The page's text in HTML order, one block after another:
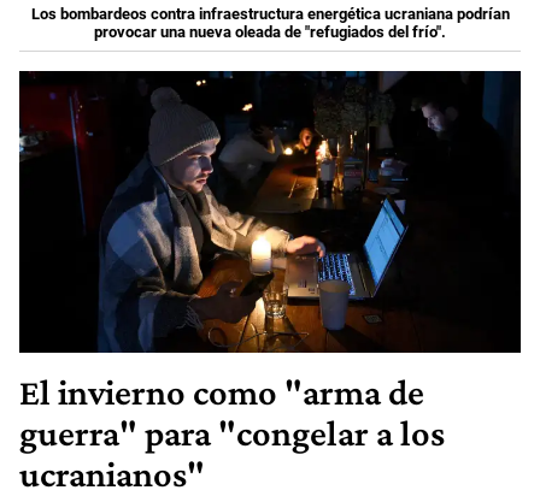
Los bombardeos contra infraestructura energética ucraniana podrían
provocar una nueva oleada de "refugiados del frío".
El invierno como "arma de
guerra" para "congelar a los
ucranianos"